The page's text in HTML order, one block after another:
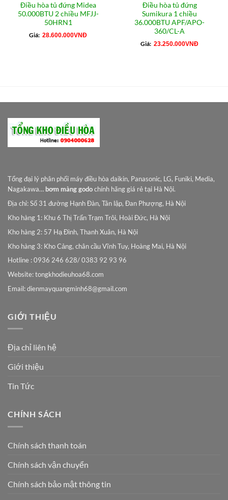
Điều hòa tủ đứng Midea
50.000BTU 2 chiều MFJJ-
50HRN1
Giá: 28.600.000VNĐ
Điều hòa tủ đứng
Sumikura 1 chiều
36.000BTU APF/APO-
360/CL-A
Giá: 23.250.000VNĐ
Tổng đại lý phân phối máy điều hòa daikin, Panasonic, LG, Funiki, Media,
Nagakawa… bơm màng godochính hãng giá rẻ tại Hà Nội.
Địa chỉ: Số 31 đường Hạnh Đàn, Tân lập, Đan Phượng, Hà Nội
Kho hàng 1: Khu 6 Thị Trấn Trạm Trôi, Hoài Đức, Hà Nội
Kho hàng 2: 57 Hạ Đình, Thanh Xuân, Hà Nội
Kho hàng 3: Kho Cảng, chân cầu Vĩnh Tuy, Hoàng Mai, Hà Nội
Hotline : 0936 246 628/ 0383 92 93 96
Website: tongkhodieuhoa68.com
Email:dienmayquangminh68@gmail.com
GIỚI THIỆU
Địa chỉ liên hệ
Giới thiệu
Tin Tức
CHÍNH SÁCH
Chính sách thanh toán
Chính sách vận chuyển
Chính sách bảo mật thông tin